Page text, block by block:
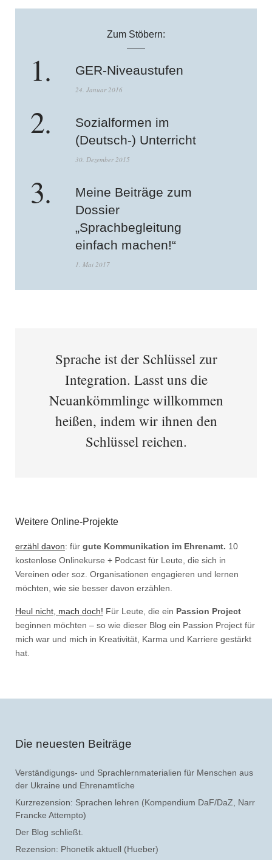
Zum Stöbern:
GER-Niveaustufen
24. Januar 2016
Sozialformen im
(Deutsch-) Unterricht
30. Dezember 2015
Meine Beiträge zum
Dossier
„Sprachbegleitung
einfach machen!“
1. Mai 2017
Sprache ist der Schlüssel zur
Integration. Lasst uns die
Neuankömmlinge willkommen
heißen, indem wir ihnen den
Schlüssel reichen.
Weitere Online-Projekte
erzähl davon: für gute Kommunikation im Ehrenamt. 10
kostenlose Onlinekurse + Podcast für Leute, die sich in
Vereinen oder soz. Organisationen engagieren und lernen
möchten, wie sie besser davon erzählen.
Heul nicht, mach doch! Für Leute, die ein Passion Project
beginnen möchten – so wie dieser Blog ein Passion Project für
mich war und mich in Kreativität, Karma und Karriere gestärkt
hat.
Die neuesten Beiträge
Verständigungs- und Sprachlernmaterialien für Menschen aus
der Ukraine und Ehrenamtliche
Kurzrezension: Sprachen lehren (Kompendium DaF/DaZ, Narr
Francke Attempto)
Der Blog schließt.
Rezension: Phonetik aktuell (Hueber)